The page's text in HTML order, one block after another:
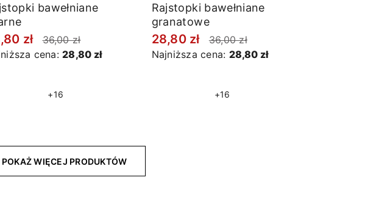
bawełniane
zł
36,00 zł
cena:28,80 zł
+16
Rajstopki bawełniane
granatowe
28,80 zł
36,00 zł
Najniższa cena: 28,80 zł
+16
POKAŻ WIĘCEJ PRODUKTÓW